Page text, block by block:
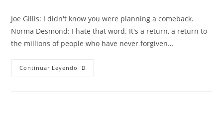
Joe Gillis: I didn't know you were planning a comeback.
Norma Desmond: I hate that word. It's a return, a return to
the millions of people who have never forgiven…
Continuar Leyendo